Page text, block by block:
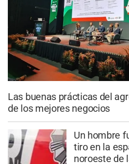
Las buenas prácticas del
de los mejores negocios
Un hombre
tiro en la
noroeste de